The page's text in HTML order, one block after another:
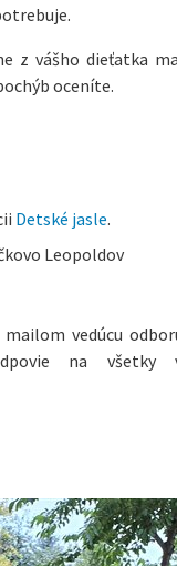
z vášho dieťatka
oceníte.
Detské jasle.
Leopoldov
vedúcu
na